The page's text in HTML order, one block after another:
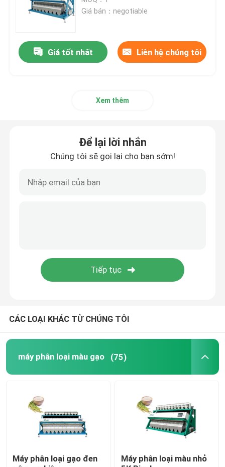
máy tách màu hạt điều
Spice Color Sorter
máy phân loại màu mè
Bộ tách màu trà
Máy phân loại màu đai
Máy phân loại vật liệu
Máy phân loại màu ngô
Giá bán：negotiable
Giá tốt nhất Liên hệ chúng tôi
Xem thêm
Để lại lời nhắn
Chúng tôi sẽ gọi lại cho bạn sớm!
CÁC LOẠI KHÁC TỪ CHÚNG TÔI
máy phân loại màu gạo (75)
Máy phân loại gạo đen
Máy phân loại màu nhỏ